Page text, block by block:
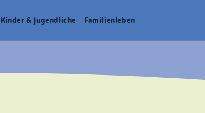
Kinder & Jugendliche Familien­leben